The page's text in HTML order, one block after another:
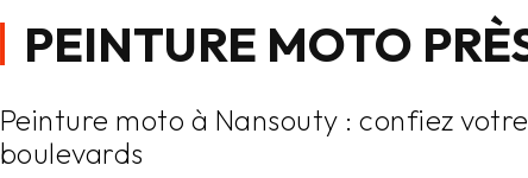
PEINTURE MOTO
Peinture moto à Nansouty : confiez
boulevards